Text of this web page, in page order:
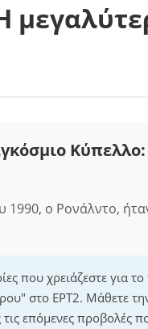
1990, ο Ρονάλντο,
που χρειάζεστε για
στο ΕΡΤ2. Μάθετε
επόμενες προβολές